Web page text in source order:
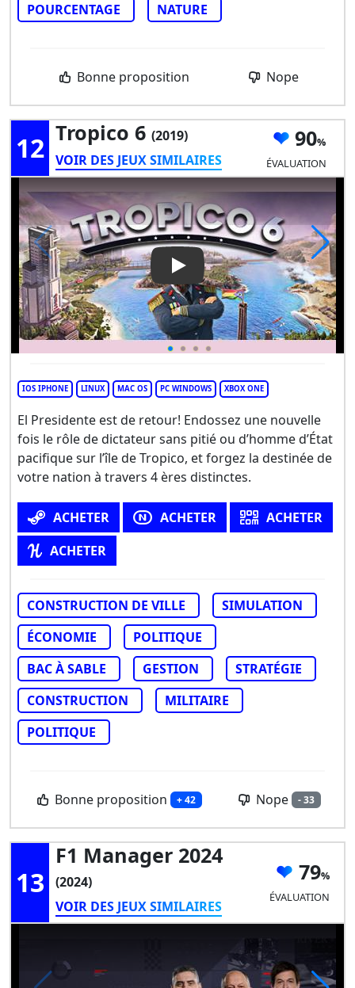
POURCENTAGE
NATURE
Bonne proposition Nope
12 Tropico 6 (2019)
VOIR DES JEUX SIMILAIRES
90
ÉVALUATION
Play Video: Tropico 6
IOS IPHONE LINUX MAC OS PC WINDOWS XBOX ONE
El Presidente est de retour! Endossez une nouvelle
fois le rôle de dictateur sans pitié ou d’homme d’État
pacifique sur l’île de Tropico, et forgez la destinée de
votre nation à travers 4 ères distinctes.
ACHETER ACHETER
ACHETER
ACHETER
CONSTRUCTION DE VILLE
SIMULATION
ÉCONOMIE
POLITIQUE
BAC À SABLE
GESTION
STRATÉGIE
CONSTRUCTION
MILITAIRE
POLITIQUE
Bonne proposition + 42 Nope - 33
13
F1 Manager 2024
(2024)
VOIR DES JEUX SIMILAIRES
79
ÉVALUATION